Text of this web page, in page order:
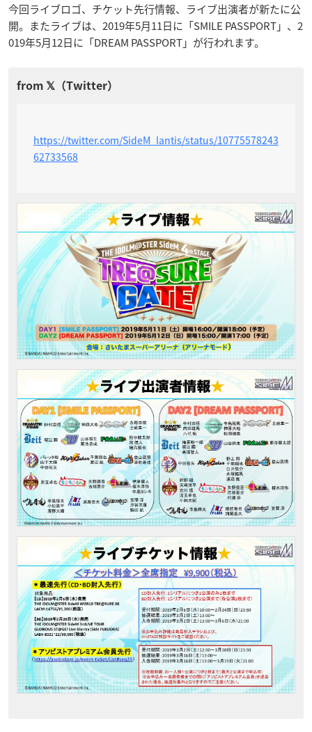
今回ライブロゴ、チケット先行情報、ライブ出演者が新たに公
開。またライブは、2019年5月11日に「SMILE PASSPORT」、2
019年5月12日に「DREAM PASSPORT」が行われます。
https://twitter.com/SideM_lantis/status/10775578243
62733568